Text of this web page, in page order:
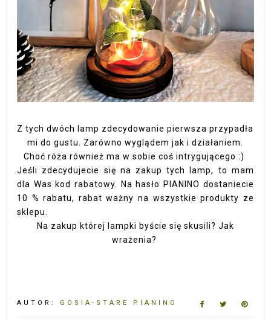
Z tych dwóch lamp zdecydowanie pierwsza przypadła
mi do gustu. Zarówno wyglądem jak i działaniem.
Choć róża również ma w sobie coś intrygującego :)
Jeśli zdecydujecie się na zakup tych lamp, to mam
dla Was kod rabatowy. Na hasło PIANINO dostaniecie
10 % rabatu, rabat ważny na wszystkie produkty ze
sklepu.
Na zakup której lampki byście się skusili? Jak
wrażenia?
AUTOR: GOSIA-STARE PIANINO